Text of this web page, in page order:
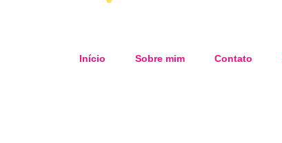
Início Sobre mim Contato